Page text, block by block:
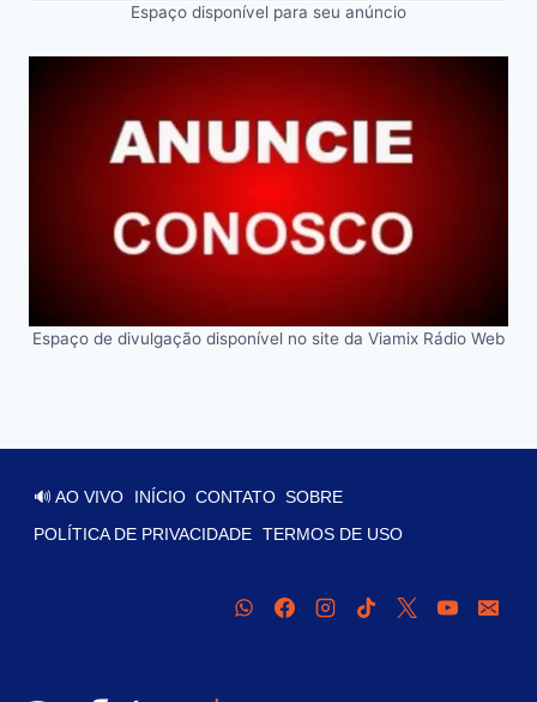
Espaço disponível para seu anúncio
Espaço de divulgação disponível no site da Viamix Rádio Web
🔊 AO VIVO INÍCIO CONTATO SOBRE
POLÍTICA DE PRIVACIDADE TERMOS DE USO